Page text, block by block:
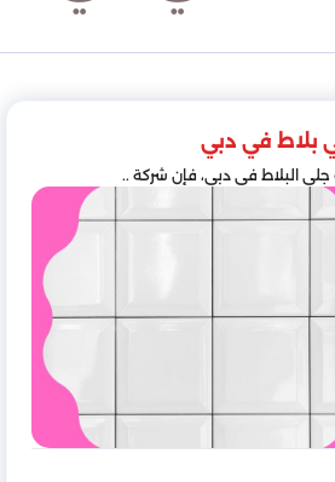
بلاط في دبي
البلاط في دبي، فإن شركة ..